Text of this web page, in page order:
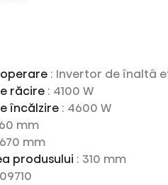
: Invertor de înaltâ
răcire : 4100 W
încălzire : 4600 W
mm
mm
produsului : 310 mm